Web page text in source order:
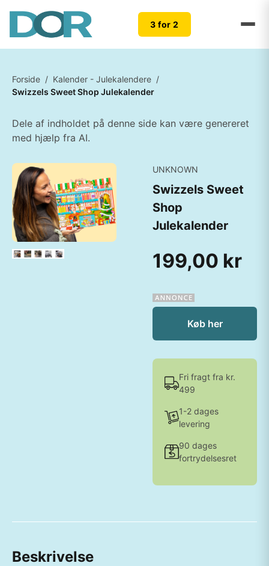
3 for 2
Forside / Kalender - Julekalendere /
Swizzels Sweet Shop Julekalender
Dele af indholdet på denne side kan være genereret
med hjælp fra AI.
UNKNOWN
Swizzels Sweet
Shop
Julekalender
199,00 kr
Køb her
Fri fragt fra kr.
499
1-2 dages
levering
90 dages
fortrydelsesret
Beskrivelse